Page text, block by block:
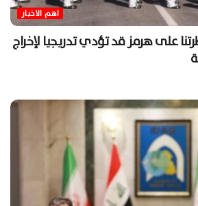
اهم الاخبار
على هرمز قد تؤدي تدريجيا لإخراج